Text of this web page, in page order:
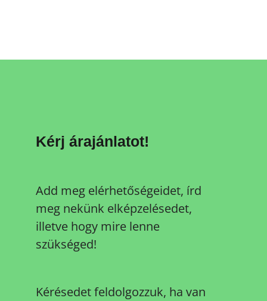
Kérj árajánlatot!
Add meg elérhetőségeidet, írd
meg nekünk elképzelésedet,
illetve hogy mire lenne
szükséged!
Kérésedet feldolgozzuk, ha van